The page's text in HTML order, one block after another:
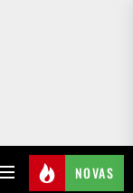
NOVAS